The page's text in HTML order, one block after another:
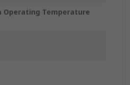
Operating Temperature